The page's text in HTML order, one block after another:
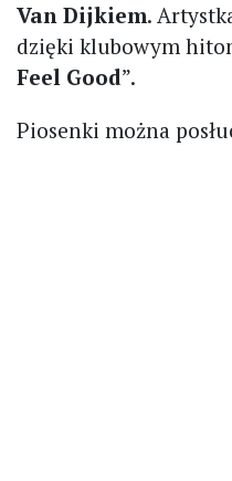
Van Dijkiem.
dzięki klubowym
Feel Good”.
Piosenki można